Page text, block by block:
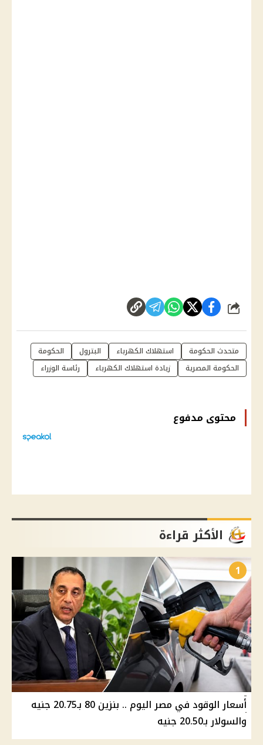
شارك
متحدث الحكومة استهلاك الكهرباء البترول
الحكومة
الحكومة المصرية
زيادة استهلاك الكهرباء رئاسة الوزراء
محتوى مدفوع
الأكثر قراءة
1
أسعار الوقود في مصر اليوم .. بنزين 80 بـ20.75 جنيه
والسولار بـ20.50 جنيه